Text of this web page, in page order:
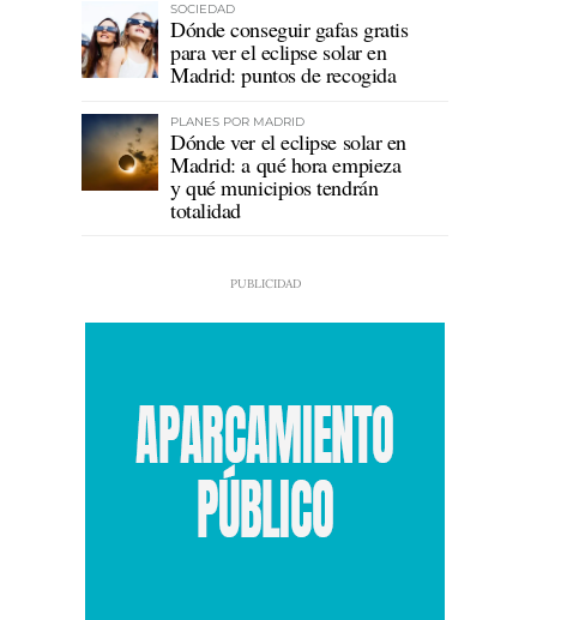
SOCIEDAD
Dónde conseguir gafas gratis
para ver el eclipse solar en
Madrid: puntos de recogida
PLANES POR MADRID
Dónde ver el eclipse solar en
Madrid: a qué hora empieza
y qué municipios tendrán
totalidad